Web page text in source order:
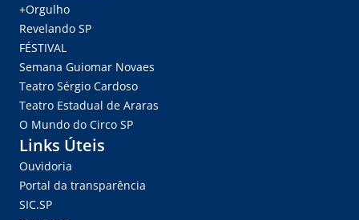
+Orgulho
Revelando SP
FÉSTIVAL
Semana Guiomar Novaes
Teatro Sérgio Cardoso
Teatro Estadual de Araras
O Mundo do Circo SP
Links Úteis
Ouvidoria
Portal da transparência
SIC.SP